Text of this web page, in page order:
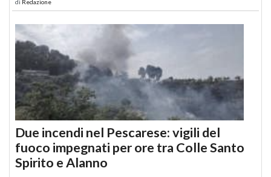
di Redazione
Due incendi nel Pescarese: vigili del
fuoco impegnati per ore tra Colle Santo
Spirito e Alanno